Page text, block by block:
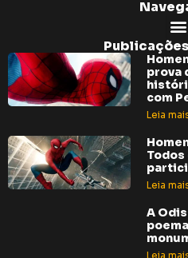
prova
com
Leia
Leia
A
Leia